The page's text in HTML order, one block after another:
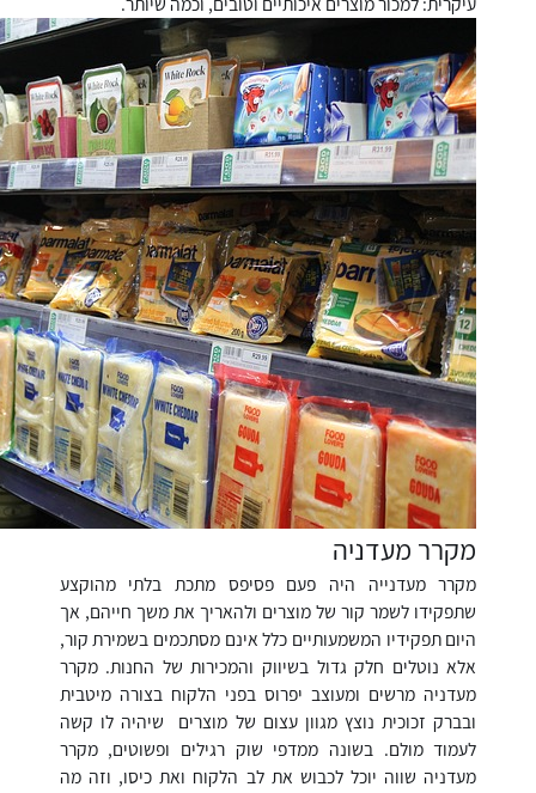
מקרר מעדניה
מקרר מעדנייה היה פעם פסיפס מתכת בלתי מהוקצע
שתפקידו לשמר קור של מוצרים ולהאריך את משך חייהם, אך
היום תפקידיו המשמעותיים כלל אינם מסתכמים בשמירת קור,
אלא נוטלים חלק גדול בשיווק והמכירות של החנות. מקרר
מעדניה מרשים ומעוצב יפרוס בפני הלקוח בצורה מיטבית
ובברק זכוכית נוצץ מגוון עצום של מוצרים שיהיה לו קשה
לעמוד מולם. בשונה ממדפי שוק רגילים ופשוטים, מקרר
מעדניה שווה יוכל לכבוש את לב הלקוח ואת כיסו, וזה מה